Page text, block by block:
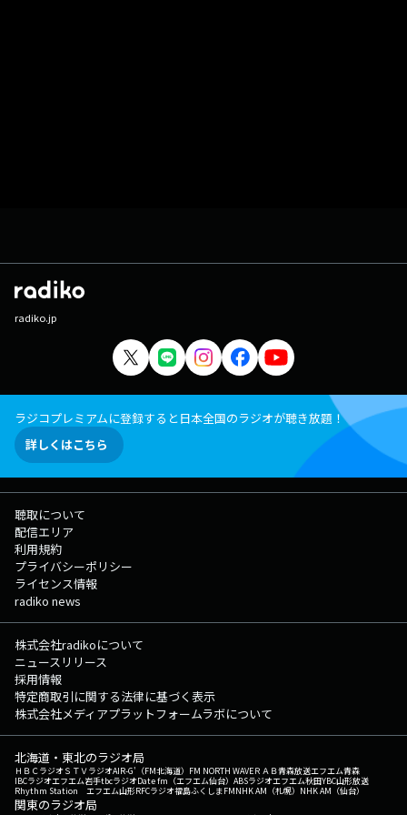
radiko.jp
ラジコプレミアムに登録すると日本全国のラジオが聴き放題！
詳しくはこちら
聴取について
配信エリア
利用規約
プライバシーポリシー
ライセンス情報
radiko news
株式会社radikoについて
ニュースリリース
採用情報
特定商取引に関する法律に基づく表示
株式会社メディアプラットフォームラボについて
北海道・東北のラジオ局
ＨＢＣラジオＳＴＶラジオAIR-G'（FM北海道） FM NORTH WAVEＲＡＢ青森放送エフエム青森
IBCラジオエフエム岩手tbcラジオDate fm（エフエム仙台） ABSラジオエフエム秋田YBC山形放送
Rhythm Station エフエム山形RFCラジオ福島ふくしまFMNHK AM（札幌） NHK AM（仙台）
関東のラジオ局